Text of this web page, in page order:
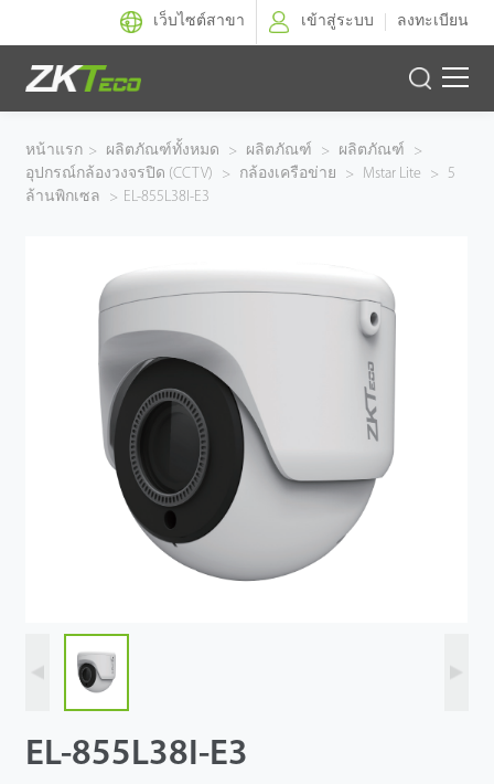
เว็บไซต์สาขา เข้าสู่ระบบ ลงทะเบียน
ผลิตภัณฑ์
โซลูชั่นของเรา
ตัวแทนจำหน่าย
ฝ่ายสนับสนุน
หน้าแรก > ผลิตภัณฑ์ทั้งหมด > ผลิตภัณฑ์ > ผลิตภัณฑ์
>
อุปกรณ์กล้องวงจรปิด (CCTV)
> กล้องเครือข่าย > Mstar Lite >
5
ล้านพิกเซล
> EL-855L38I-E3
EL-855L38I-E3